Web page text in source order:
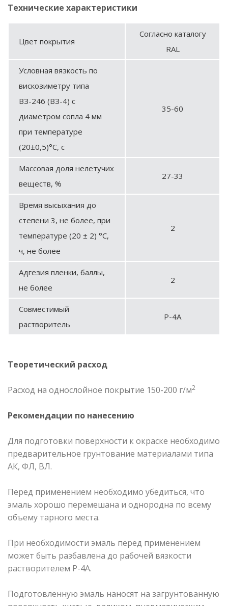
Технические характеристики
Цвет покрытия
Согласно каталогу
RAL
Условная вязкость по
вискозиметру типа
ВЗ-246 (ВЗ-4) с
диаметром сопла 4 мм
при температуре
(20±0,5)°С, с
35-60
Массовая доля нелетучих
веществ, %
27-33
Время высыхания до
степени 3, не более, при
температуре (20 ± 2) °С,
ч, не более
2
Адгезия пленки, баллы,
не более
2
Совместимый
растворитель
Р-4А
Теоретический расход
Расход на однослойное покрытие 150-200 г/м2
Рекомендации по нанесению
Для подготовки поверхности к окраске необходимо
предварительное грунтование материалами типа
АК, ФЛ, ВЛ.
Перед применением необходимо убедиться, что
эмаль хорошо перемешана и однородна по всему
объему тарного места.
При необходимости эмаль перед применением
может быть разбавлена до рабочей вязкости
растворителем Р-4А.
Подготовленную эмаль наносят на загрунтованную